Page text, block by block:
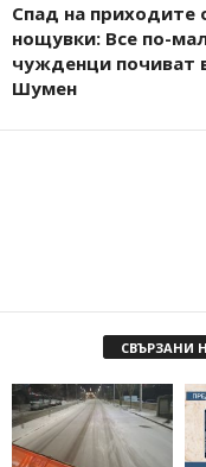
Спад на приходите
нощувки: Все по-
чужденци почиват
Шумен
СВЪРЗАНИ